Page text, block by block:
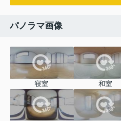
パノラマ画像
寝室 和室